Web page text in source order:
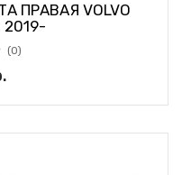
ПРАВАЯ VOLVO
2019-
(0)